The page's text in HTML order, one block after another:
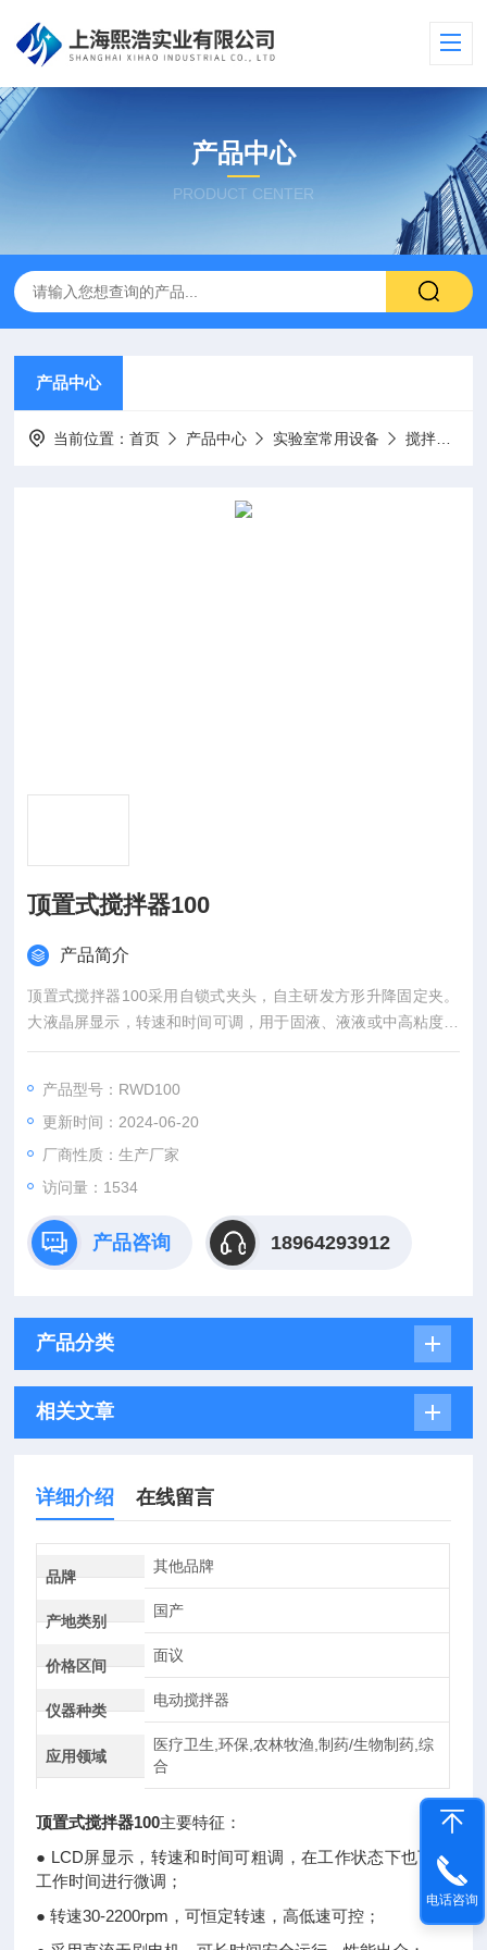
产品中心
PRODUCT CENTER
产品中心
当前位置：首页 产品中心 实验室常用设备 搅拌器
顶置式搅拌器100
产品简介
顶置式搅拌器100采用自锁式夹头，自主研发方形升降固定夹。
大液晶屏显示，转速和时间可调，用于固液、液液或中高粘度样
品混合；主要应用于科研、医药、化工、石化、化妆品、食品、
产品型号：RWD100
更新时间：2024-06-20
厂商性质：生产厂家
访问量：1534
产品咨询 18964293912
产品分类
相关文章
详细介绍 在线留言
品牌
其他品牌
产地类别
国产
价格区间
面议
仪器种类
电动搅拌器
应用领域
医疗卫生,环保,农林牧渔,制药/生物制药,综
合
顶置式搅拌器100主要特征：
● LCD屏显示，转速和时间可粗调，在工作状态下也可对
工作时间进行微调；
● 转速30-2200rpm，可恒定转速，高低速可控；
电话咨询